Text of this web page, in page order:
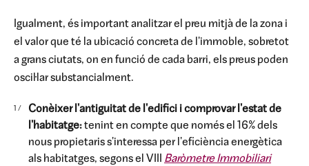
Igualment, és important analitzar el preu mitjà de la zona i
el valor que té la ubicació concreta de l'immoble, sobretot
a grans ciutats, on en funció de cada barri, els preus poden
oscil·lar substancialment.
Conèixer l'antiguitat de l'edifici i comprovar l'estat de
l'habitatge:tenint en compte que només el 16% dels
nous propietaris s'interessa per l'eficiència energètica
als habitatges, segons el VIII Baròmetre Immobiliari